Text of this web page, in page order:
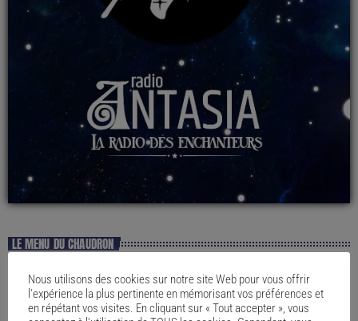
LE MENU DU CHAUDRON
Nous utilisons des cookies sur notre site Web pour vous offrir
l'expérience la plus pertinente en mémorisant vos préférences et
en répétant vos visites. En cliquant sur « Tout accepter », vous